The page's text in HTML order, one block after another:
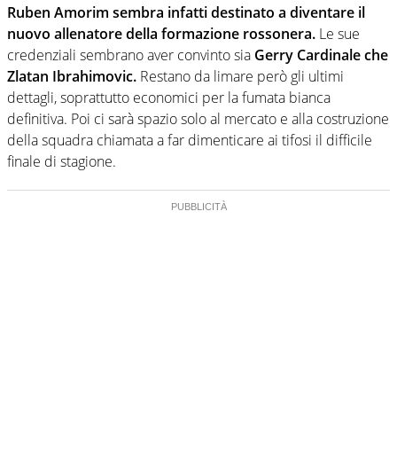
dove altri non vedono granché
Ruben Amorim sembra infatti destinato a diventare il
nuovo allenatore della formazione rossonera. Le sue
credenziali sembrano aver convinto sia Gerry Cardinale che
Zlatan Ibrahimovic. Restano da limare però gli ultimi
dettagli, soprattutto economici per la fumata bianca
definitiva. Poi ci sarà spazio solo al mercato e alla costruzione
della squadra chiamata a far dimenticare ai tifosi il difficile
finale di stagione.